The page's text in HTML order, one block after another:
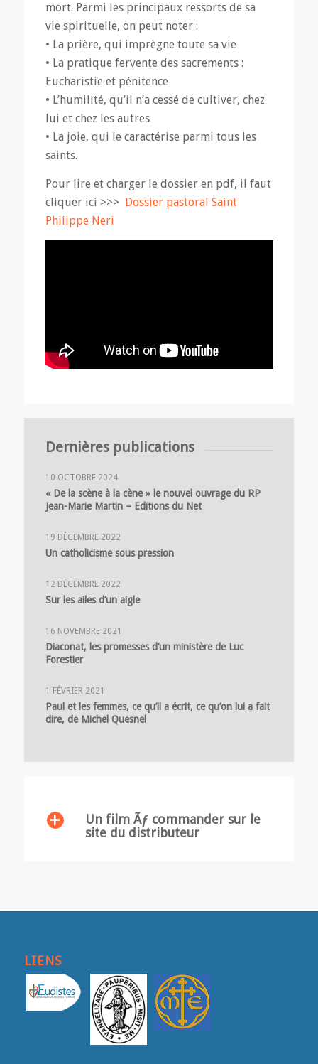
mort. Parmi les principaux ressorts de sa
vie spirituelle, on peut noter :
• La prière, qui imprègne toute sa vie
• La pratique fervente des sacrements :
Eucharistie et pénitence
• L’humilité, qu’il n’a cessé de cultiver, chez
lui et chez les autres
• La joie, qui le caractérise parmi tous les
saints.
Pour lire et charger le dossier en pdf, il faut
cliquer ici >>> Dossier pastoral Saint
Philippe Neri
Dernières publications
10 OCTOBRE 2024
« De la scène à la cène » le nouvel ouvrage du RP
Jean-Marie Martin – Editions du Net
19 DÉCEMBRE 2022
Un catholicisme sous pression
12 DÉCEMBRE 2022
Sur les ailes d’un aigle
16 NOVEMBRE 2021
Diaconat, les promesses d’un ministère de Luc
Forestier
1 FÉVRIER 2021
Paul et les femmes, ce qu’il a écrit, ce qu’on lui a fait
dire, de Michel Quesnel
Un film Ãƒ commander sur le
site du distributeur
LIENS